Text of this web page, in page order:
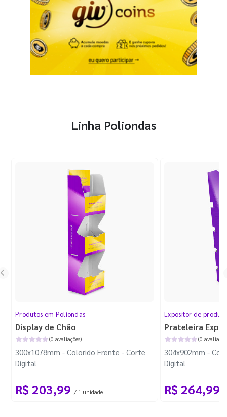
Linha Poliondas
Produtos em Poliondas
Display de Chão
(0 avaliações)
300x1078mm - Colorido Frente - Corte
Digital
R$ 203,99 / 1 unidade
Expositor de
Prateleira
(0
304x902mm -
Digital
R$ 264,99